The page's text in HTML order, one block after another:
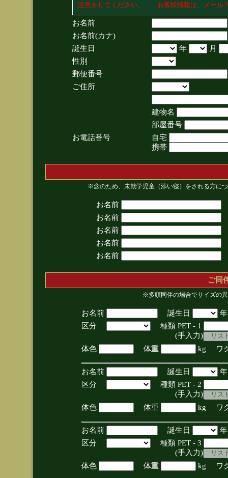
注意をしてください。 お客様情報は、メール
お名前
お名前(カナ)
誕生日
年
月
性別
郵便番号
ご住所
建物名
部屋番号
お電話番号
自宅
携帯
※念のため、未就学児童（添い寝）をされる方に
お名前
お名前
お名前
お名前
お名前
ご同
※多頭同伴の場合でサイズの
お名前 誕生日
区分
種類 PET - 1
(手入力)
体色
体重 kg ワ
お名前 誕生日
区分
種類 PET - 2
(手入力)
体色
体重 kg ワ
お名前 誕生日
区分
種類 PET - 3
(手入力)
体色
体重 kg ワ